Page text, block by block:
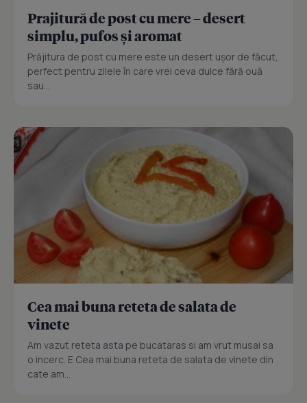
Prajitură de post cu mere – desert
simplu, pufos și aromat
Prăjitura de post cu mere este un desert ușor de făcut,
perfect pentru zilele în care vrei ceva dulce fără ouă
sau...
Cea mai buna reteta de salata de
vinete
Am vazut reteta asta pe bucataras si am vrut musai sa
o incerc. E Cea mai buna reteta de salata de vinete din
cate am...